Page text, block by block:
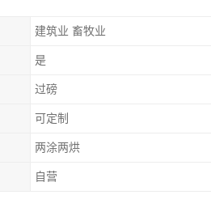
建筑业 畜牧业
是
过磅
可定制
两涂两烘
自营